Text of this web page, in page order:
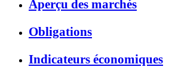
Aperçu des marchés
Obligations
Indicateurs économiques